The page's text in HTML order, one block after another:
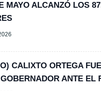
MAYO ALCANZÓ LOS
CALIXTO ORTEGA
ANTE EL